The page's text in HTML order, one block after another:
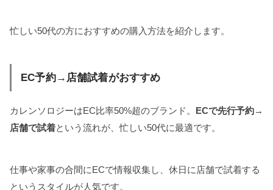
忙しい50代の方におすすめの購入方法を紹介します。
EC予約→店舗試着がおすすめ
カレンソロジーはEC比率50%超のブランド。 ECで先行予約→
店舗で試着という流れが、忙しい50代に最適です。
仕事や家事の合間にECで情報収集し、休日に店舗で試着する
というスタイルが人気です。